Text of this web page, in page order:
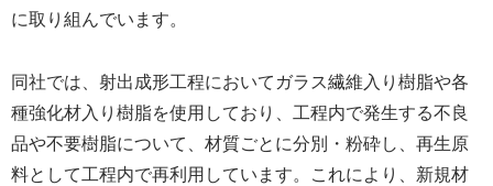
に取り組んでいます。
同社では、射出成形工程においてガラス繊維入り樹脂や各
種強化材入り樹脂を使用しており、工程内で発生する不良
品や不要樹脂について、材質ごとに分別・粉砕し、再生原
料として工程内で再利用しています。これにより、新規材